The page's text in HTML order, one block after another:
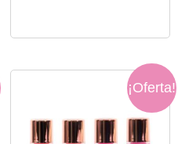
¡Oferta!
precio
original
era:
$30.000.
precio
actual
es: